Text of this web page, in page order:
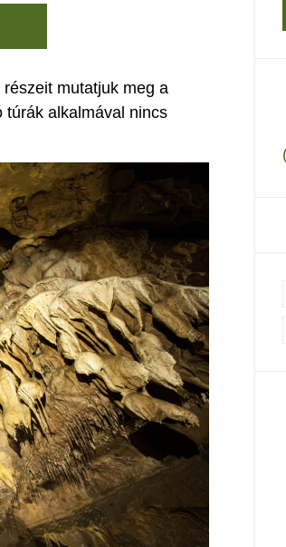
mutatjuk meg a
túrák alkalmával nincs